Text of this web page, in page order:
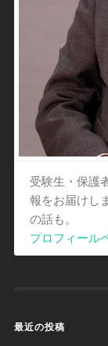
受験生・保護
報をお届けし
の話も。
プロフィール
最近の投稿